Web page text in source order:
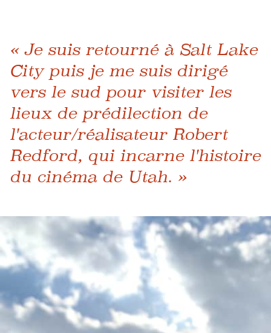
« Je suis retourné à Salt Lake
City puis je me suis dirigé
vers le sud pour visiter les
lieux de prédilection de
l'acteur/réalisateur Robert
Redford, qui incarne l'histoire
du cinéma de Utah. »